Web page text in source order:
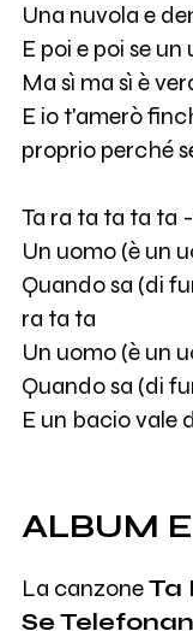
Una nuvola e
E poi e poi se
Ma sì ma sì è
E io t'amerò
proprio perché
Ta ra ta ta ta ta
Un uomo (è un
Quando sa (di
ra ta ta
Un uomo (è un
Quando sa (di
E un bacio vale
ALBUM
La canzoneTa
Se